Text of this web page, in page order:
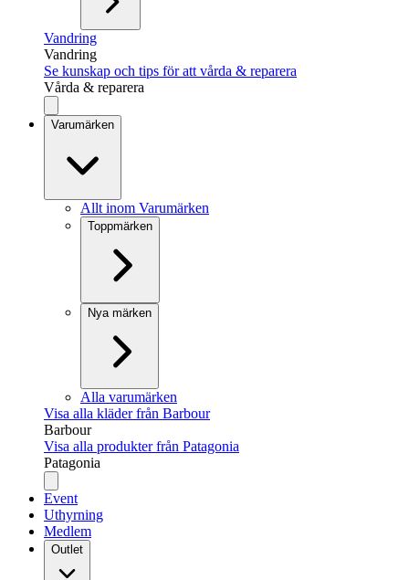
Vandring
Vandring
Se kunskap och tips för att vårda & reparera
Vårda & reparera
Varumärken
Allt inom Varumärken
Toppmärken
Nya märken
Alla varumärken
Visa alla kläder från Barbour
Barbour
Visa alla produkter från Patagonia
Patagonia
Event
Uthyrning
Medlem
Outlet